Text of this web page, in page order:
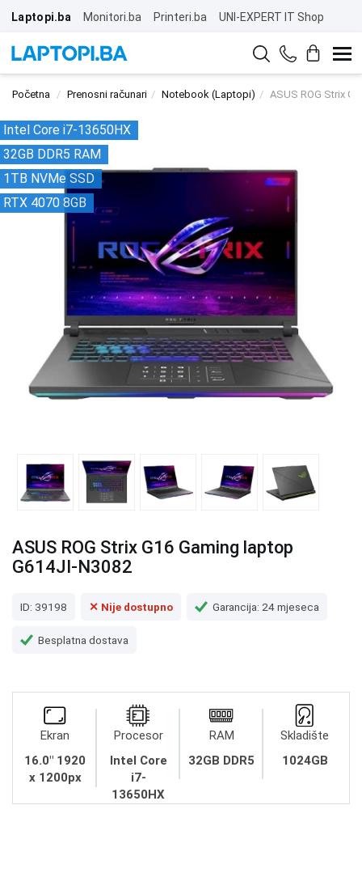
Laptopi.ba Monitori.ba Printeri.ba UNI-EXPERT IT Shop
Početna Prenosni računari Notebook (Laptopi) ASUS ROG Strix
Intel Core i7-13650HX
32GB DDR5 RAM
1TB NVMe SSD
RTX 4070 8GB
ASUS ROG Strix G16 Gaming laptop
G614JI-N3082
ID: 39198 ✕ Nije dostupno Garancija: 24 mjeseca
Besplatna dostava
Ekran
16.0" 1920
x 1200px
Procesor
Intel Core
i7-
13650HX
RAM
32GB DDR5
Skladište
1024GB